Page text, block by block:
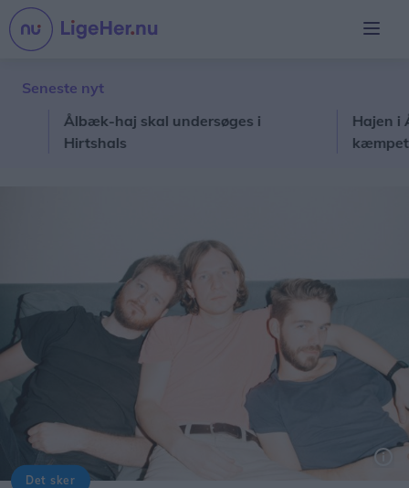
Seneste nyt
Ålbæk-haj skal undersøges i
Hirtshals
Hajen i
kæmpet
Det sker